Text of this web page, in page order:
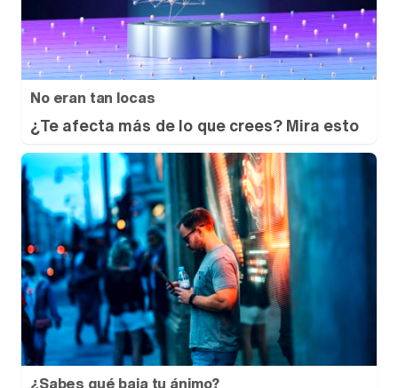
No eran tan locas
¿Te afecta más de lo que crees? Mira esto
¿Sabes qué baja tu ánimo?